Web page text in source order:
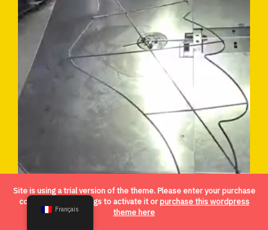
Français
Site is using a trial version of the theme. Please enter your purchase
code in theme settings to activate it orpurchase this wordpress
theme here